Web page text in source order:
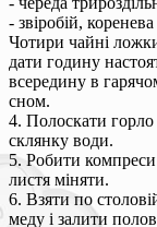
- звіробій,
Чотири чайні
дати годину
всередину в
сном.
4. Полоскати
склянку води.
5. Робити компреси
листя міняти.
6. Взяти по
меду і залити